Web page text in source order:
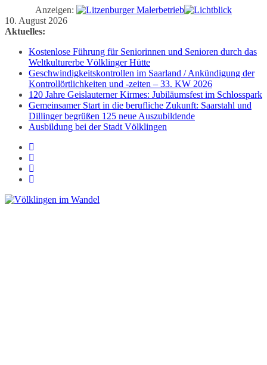
Anzeigen:
Zum
Inhalt
10. August 2026
Aktuelles:
Kostenlose Führung für Seniorinnen und Senioren durch das
Weltkulturerbe Völklinger Hütte
Geschwindigkeitskontrollen im Saarland / Ankündigung der
Kontrollörtlichkeiten und -zeiten – 33. KW 2026
120 Jahre Geislauterner Kirmes: Jubiläumsfest im Schlosspark
Gemeinsamer Start in die berufliche Zukunft: Saarstahl und
Dillinger begrüßen 125 neue Auszubildende
Ausbildung bei der Stadt Völklingen